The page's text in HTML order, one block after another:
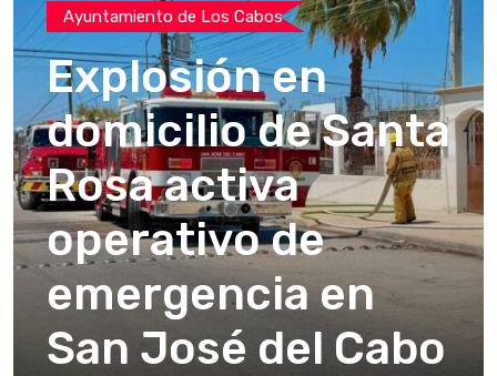
Ayuntamiento de Los Cabos
Explosión en
domicilio de Santa
Rosa activa
operativo de
emergencia en
San José del Cabo